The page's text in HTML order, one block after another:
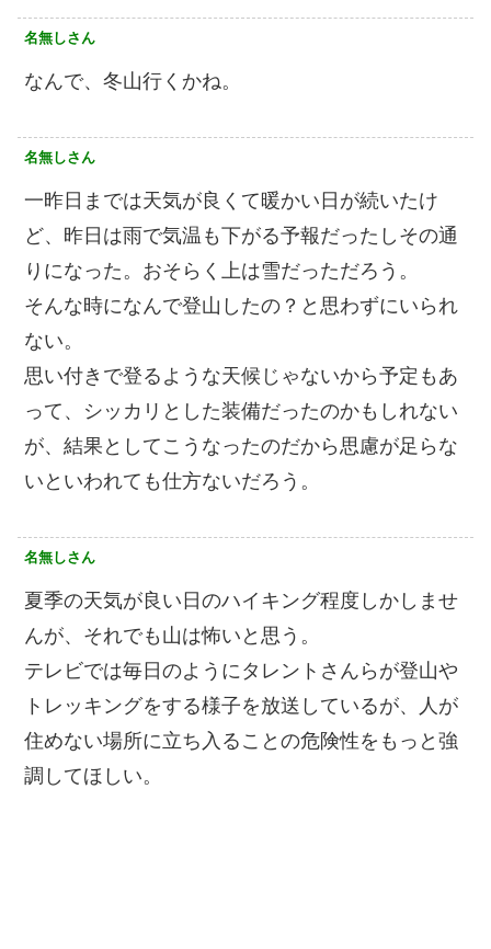
名無しさん
なんで、冬山行くかね。
名無しさん
一昨日までは天気が良くて暖かい日が続いたけ
ど、昨日は雨で気温も下がる予報だったしその通
りになった。おそらく上は雪だっただろう。
そんな時になんで登山したの？と思わずにいられ
ない。
思い付きで登るような天候じゃないから予定もあ
って、シッカリとした装備だったのかもしれない
が、結果としてこうなったのだから思慮が足らな
いといわれても仕方ないだろう。
名無しさん
夏季の天気が良い日のハイキング程度しかしませ
んが、それでも山は怖いと思う。
テレビでは毎日のようにタレントさんらが登山や
トレッキングをする様子を放送しているが、人が
住めない場所に立ち入ることの危険性をもっと強
調してほしい。